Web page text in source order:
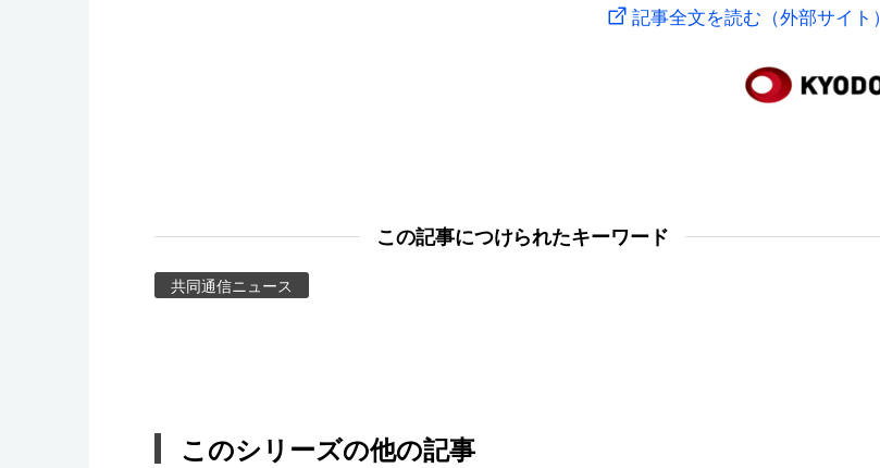
記事全文を読む（外部サイト）
この記事につけられたキーワード
共同通信ニュース
このシリーズの他の記事